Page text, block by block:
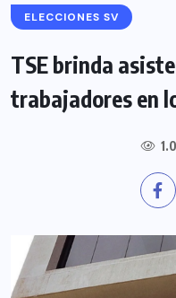
ELECCIONES SV
TSE brinda
trabajadores en